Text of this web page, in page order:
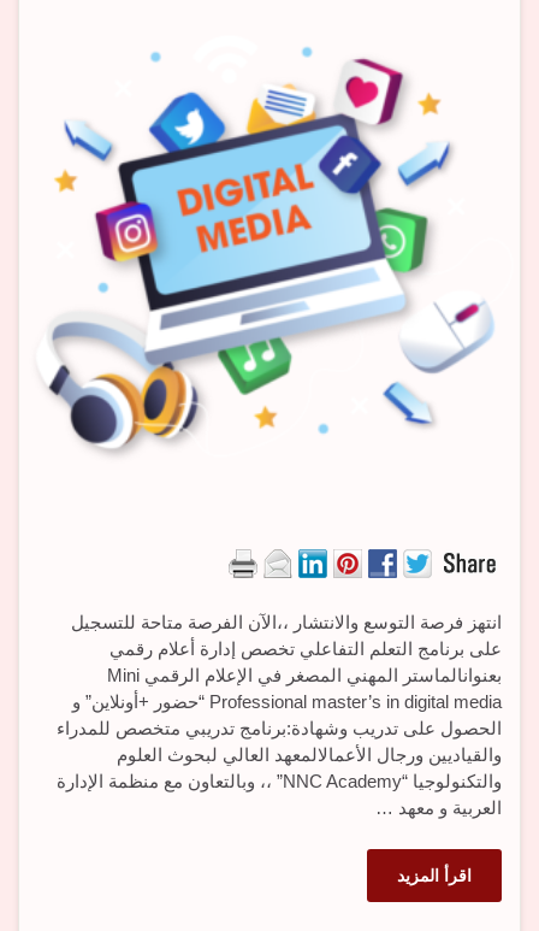
انتهز فرصة التوسع والانتشار ،،الآن الفرصة متاحة للتسجيل
على برنامج التعلم التفاعلي تخصص إدارة أعلام رقمي
بعنوانالماستر المهني المصغر في الإعلام الرقمي Mini
Professional master’s in digital media “حضور +أونلاين” و
الحصول على تدريب وشهادة:برنامج تدريبي متخصص للمدراء
والقياديين ورجال الأعمالالمعهد العالي لبحوث العلوم
والتكنولوجيا “NNC Academy” ،، وبالتعاون مع منظمة الإدارة
العربية و معهد …
اقرأ المزيد